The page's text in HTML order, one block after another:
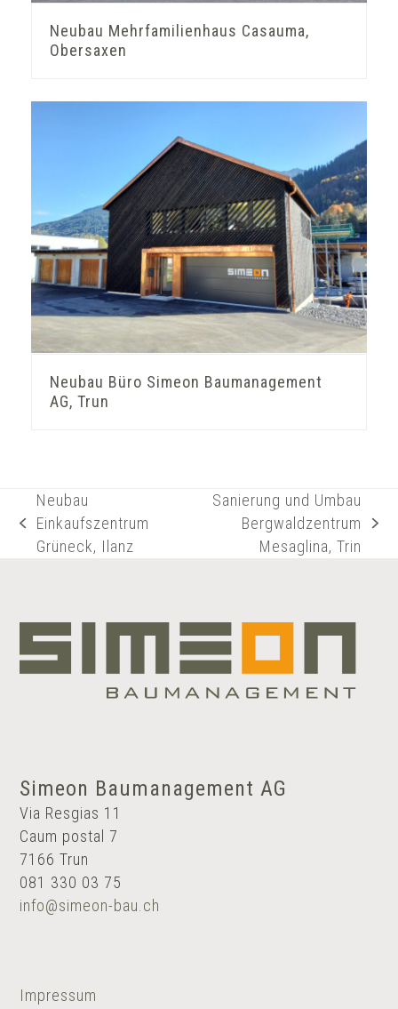
Neubau Mehrfamilienhaus Casauma,
Obersaxen
Neubau Büro Simeon Baumanagement
AG, Trun
vorheriger
Beitrag:
Neubau
Einkaufszentrum
Grüneck, Ilanz
Nächster
Sanierung und Umbau
Bergwaldzentrum
Mesaglina, Trin
Simeon Baumanagement AG
Via Resgias 11
Caum postal 7
7166 Trun
081 330 03 75
info@simeon-bau.ch
Impressum